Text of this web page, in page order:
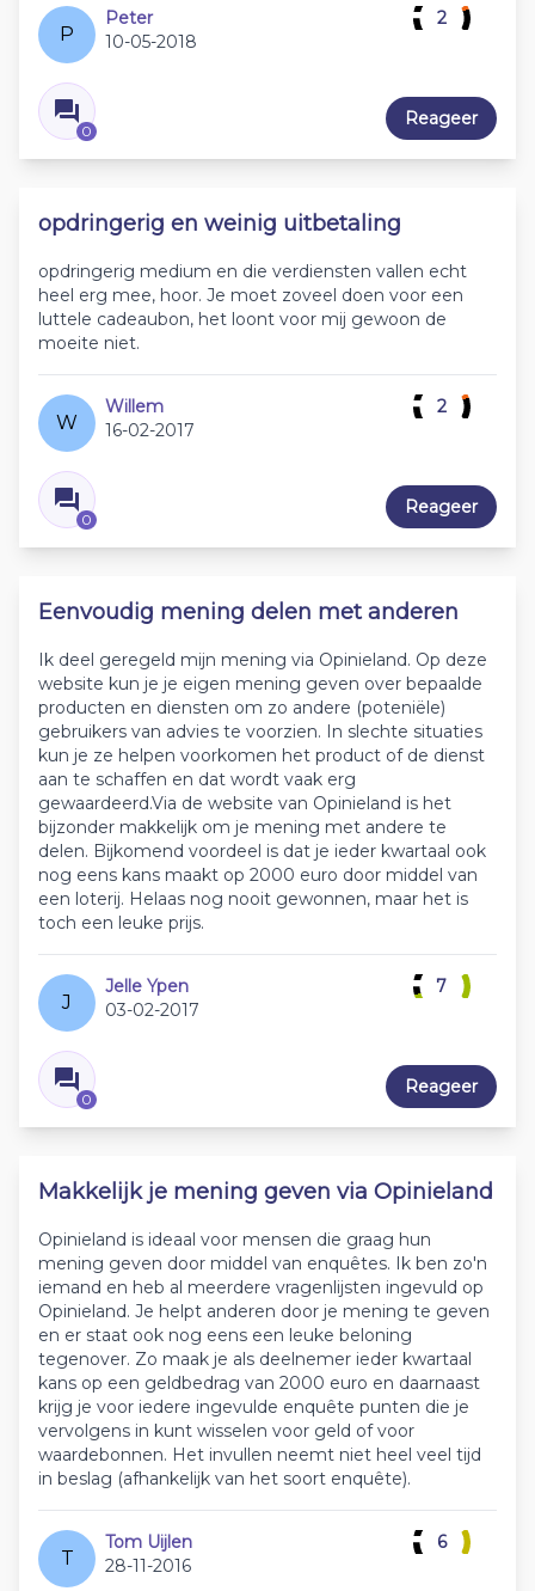
P
Peter
10-05-2018
0
2
Reageer
opdringerig en weinig uitbetaling
opdringerig medium en die verdiensten vallen echt
heel erg mee, hoor. Je moet zoveel doen voor een
luttele cadeaubon, het loont voor mij gewoon de
moeite niet.
W
Willem
16-02-2017
0
2
Reageer
Eenvoudig mening delen met anderen
Ik deel geregeld mijn mening via Opinieland. Op deze
website kun je je eigen mening geven over bepaalde
producten en diensten om zo andere (poteniële)
gebruikers van advies te voorzien. In slechte situaties
kun je ze helpen voorkomen het product of de dienst
aan te schaffen en dat wordt vaak erg
gewaardeerd.Via de website van Opinieland is het
bijzonder makkelijk om je mening met andere te
delen. Bijkomend voordeel is dat je ieder kwartaal ook
nog eens kans maakt op 2000 euro door middel van
een loterij. Helaas nog nooit gewonnen, maar het is
toch een leuke prijs.
J
Jelle Ypen
03-02-2017
0
7
Reageer
Makkelijk je mening geven via Opinieland
Opinieland is ideaal voor mensen die graag hun
mening geven door middel van enquêtes. Ik ben zo'n
iemand en heb al meerdere vragenlijsten ingevuld op
Opinieland. Je helpt anderen door je mening te geven
en er staat ook nog eens een leuke beloning
tegenover. Zo maak je als deelnemer ieder kwartaal
kans op een geldbedrag van 2000 euro en daarnaast
krijg je voor iedere ingevulde enquête punten die je
vervolgens in kunt wisselen voor geld of voor
waardebonnen. Het invullen neemt niet heel veel tijd
in beslag (afhankelijk van het soort enquête).
T
Tom Uijlen
28-11-2016
6